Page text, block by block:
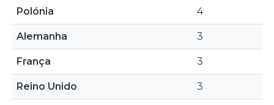
Polónia 4
Alemanha 3
França 3
Reino Unido 3